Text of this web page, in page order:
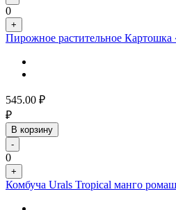
0
+
Пирожное растительное
545.00 ₽
₽
В корзину
-
0
+
Комбуча Urals Tropical манго